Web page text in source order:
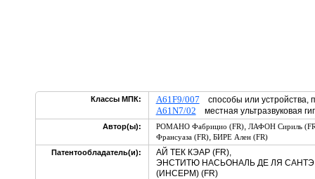
Классы МПК: A61F9/007 способы или устройства,
A61N7/02 местная ультразвуковая
Автор(ы): РОМАНО Фабрицио (FR), ЛАФОН Сириль
Франсуаза (FR), БИРЕ Ален (FR)
Патентообладатель(и):
АЙ ТЕК КЭАР (FR),
ЭНСТИТЮ НАСЬОНАЛЬ ДЕ ЛЯ
(ИНСЕРМ) (FR)